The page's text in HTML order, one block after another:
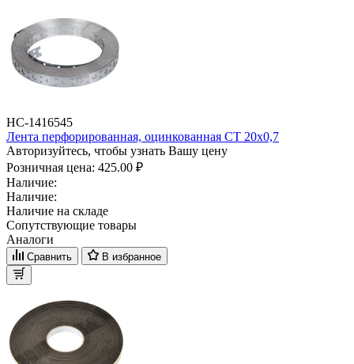
НС-1416545
Лента перфорированная, оцинкованная CT 20x0,7
Авторизуйтесь, чтобы узнать Вашу цену
Розничная цена: 425.00 ₽
Наличие:
Наличие:
Наличие на складе
Сопутствующие товары
Аналоги
Сравнить В избранное